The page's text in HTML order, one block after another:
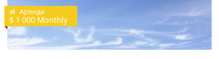
Аренда
$ 1 000 Monthly